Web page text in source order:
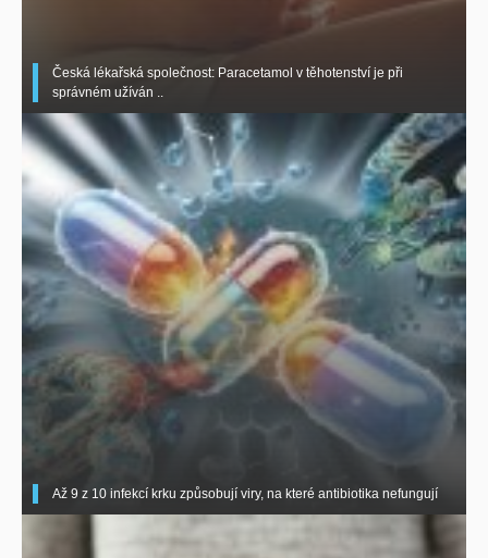
Česká lékařská společnost: Paracetamol v těhotenství je při
správném užíván ..
Až 9 z 10 infekcí krku způsobují viry, na které antibiotika nefungují